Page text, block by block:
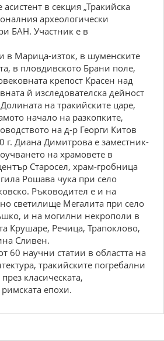
в секция „Тракийска
археологически
БАН. Участник е в
в Марица-изток, в шуменските
в пловдивското Брани поле,
крепост Красен над
й изследователска дейност
на тракийските царе,
начало на разкопките,
на д-р Георги Китов
г. Диана Димитрова е заместник-
на храмовете в
Старосел, храм-гробница
Рошава чука при село
Ръководител е и на
светилище Мегалита при село
и на могилни некрополи в
Крушаре, Речица, Трапоклово,
Сливен.
60 научни статии в областта на
тракийските погребални
класическата,
епохи.